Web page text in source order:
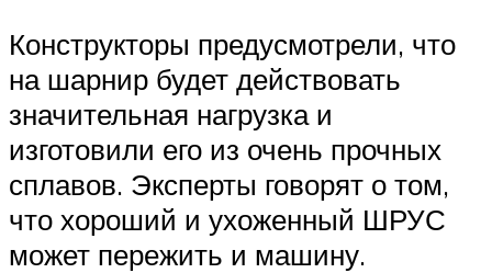
Конструкторы предусмотрели, что
на шарнир будет действовать
значительная нагрузка и
изготовили его из очень прочных
сплавов. Эксперты говорят о том,
что хороший и ухоженный ШРУС
может пережить и машину.